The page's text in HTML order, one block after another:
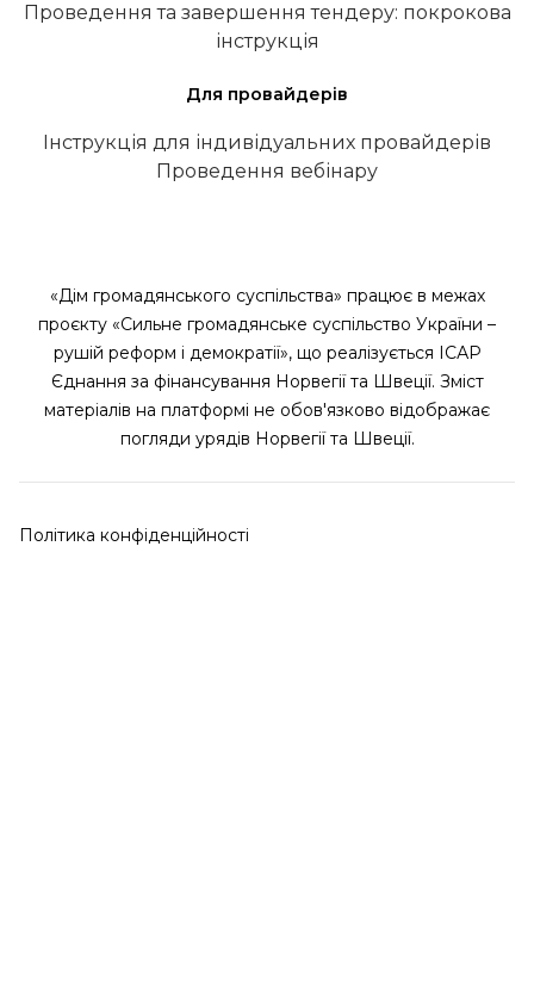
Проведення та завершення тендеру: покрокова
інструкція
Для провайдерів
Інструкція для індивідуальних провайдерів
Проведення вебінару
«Дім громадянського суспільства» працює в межах
проєкту «Сильне громадянське суспільство України –
рушій реформ і демократії», що реалізується ІСАР
Єднання за фінансування Норвегії та Швеції. Зміст
матеріалів на платформі не обов'язково відображає
погляди урядів Норвегії та Швеції.
Політика конфіденційності